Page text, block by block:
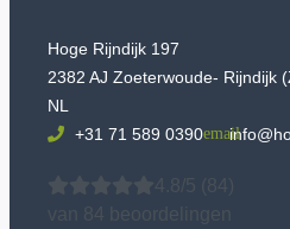
Hoge Rijndijk 197
2382 AJ Zoeterwoude- Rijndijk
NL
+31 71 589 0390
4.8/5
(84)
van 84 beoordelingen